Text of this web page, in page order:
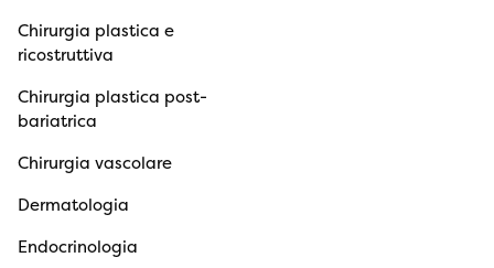
Chirurgia plastica e
ricostruttiva
Chirurgia plastica post-
bariatrica
Chirurgia vascolare
Dermatologia
Endocrinologia